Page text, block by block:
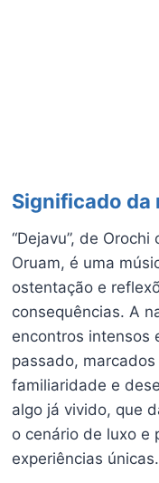
Significado da
“Dejavu”, de
Oruam, é uma
ostentação e
consequências. A
encontros intensos
passado,
familiaridade e
algo já vivido, que
o cenário de luxo e
experiências únicas.